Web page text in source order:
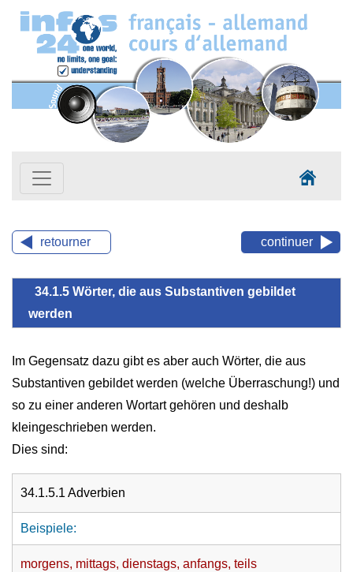
retourner continuer
34.1.5 Wörter, die aus Substantiven gebildet
werden
Im Gegensatz dazu gibt es aber auch Wörter, die aus
Substantiven gebildet werden (welche Überraschung!) und
so zu einer anderen Wortart gehören und deshalb
kleingeschrieben werden.
Dies sind:
34.1.5.1 Adverbien
Beispiele:
morgens, mittags, dienstags, anfangs, teils